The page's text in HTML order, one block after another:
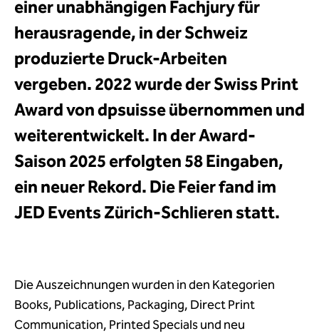
einer unabhängigen Fachjury für
herausragende, in der Schweiz
produzierte Druck-Arbeiten
vergeben. 2022 wurde der Swiss Print
Award von dpsuisse übernommen und
weiterentwickelt. In der Award-
Saison 2025 erfolgten 58 Eingaben,
ein neuer Rekord. Die Feier fand im
JED Events Zürich-Schlieren statt.
Die Auszeichnungen wurden in den Kategorien
Books, Publications, Packaging, Direct Print
Communication, Printed Specials und neu